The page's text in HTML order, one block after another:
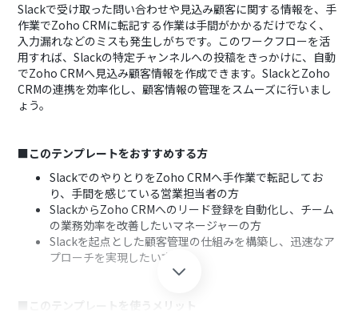
Slackで受け取った問い合わせや見込み顧客に関する情報を、手
作業でZoho CRMに転記する作業は手間がかかるだけでなく、
入力漏れなどのミスも発生しがちです。このワークフローを活
用すれば、Slackの特定チャンネルへの投稿をきっかけに、自動
でZoho CRMへ見込み顧客情報を作成できます。SlackとZoho
CRMの連携を効率化し、顧客情報の管理をスムーズに行いまし
ょう。
■このテンプレートをおすすめする方
SlackでのやりとりをZoho CRMへ手作業で転記してお
り、手間を感じている営業担当者の方
SlackからZoho CRMへのリード登録を自動化し、チーム
の業務効率を改善したいマネージャーの方
Slackを起点とした顧客管理の仕組みを構築し、迅速なア
プローチを実現したい方
■このテンプレートを使うメリット